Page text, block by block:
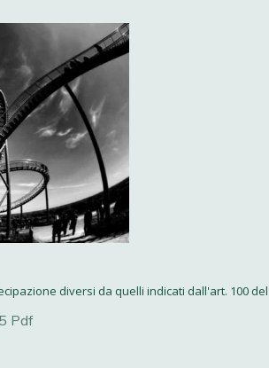
diversi da quelli indicati dall'art. 100
Pdf